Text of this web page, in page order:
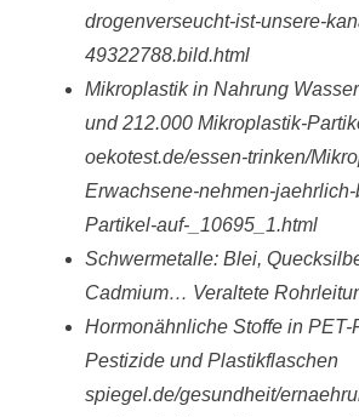
drogenverseucht-ist-unsere-
49322788.bild.html
Mikroplastik in Nahrung
und 212.000 Mikroplastik-
oekotest.de/essen-trinken/
Erwachsene-nehmen-
Partikel-auf-_10695_1.html
Schwermetalle: Blei,
Cadmium… Veraltete
Hormonähnliche Stoffe in PET-
Pestizide und Plastikflaschen
spiegel.de/gesundheit/